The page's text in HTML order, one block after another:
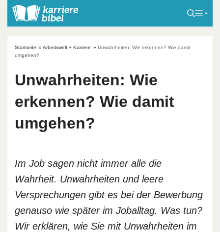
Startseite » Arbeitswelt + Karriere » Unwahrheiten: Wie erkennen? Wie damit
umgehen?
Unwahrheiten: Wie
erkennen? Wie damit
umgehen?
Im Job sagen nicht immer alle die
Wahrheit. Unwahrheiten und leere
Versprechungen gibt es bei der Bewerbung
genauso wie später im Joballtag. Was tun?
Wir erklären, wie Sie mit Unwahrheiten im